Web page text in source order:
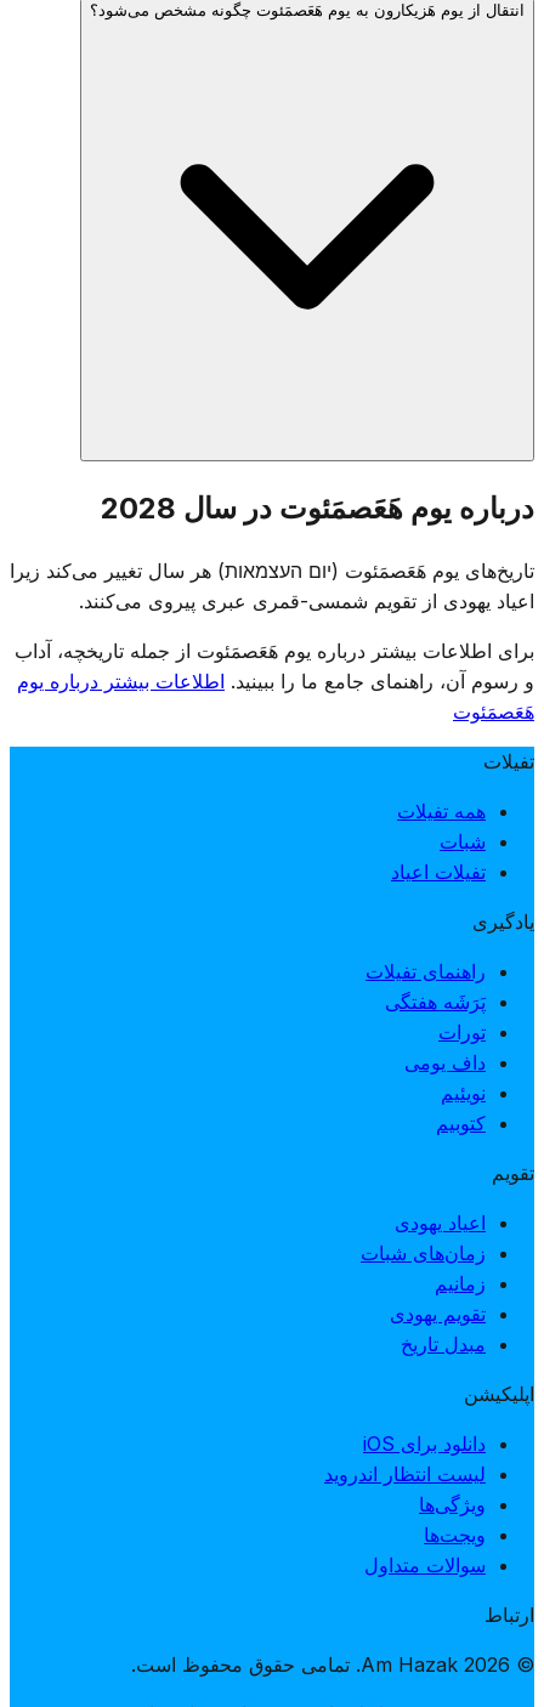
بسیاری از جوامع هلل (با یا بدون برکت)، دعا برای دولت اسرائیل
انتقال از یوم هَزیکارون به یوم هَعَصمَئوت چگونه مشخص می‌شود؟
در غروب یوم هَزیکارون، مراسمی در کوه هرتصل گذار را نشان
می‌دهد. مشعل‌های یادبود خاموش شده و جشن آغاز می‌شود — از
سوگواری به شادی در یک شب، با تأکید بر بهایی که برای استقلال
پرداخته شده است.
درباره یوم هَعَصمَئوت در سال 2028
تاریخ‌های یوم هَعَصمَئوت (יום העצמאות) هر سال تغییر می‌کند زیرا
اعیاد یهودی از تقویم شمسی-قمری عبری پیروی می‌کنند.
برای اطلاعات بیشتر درباره یوم هَعَصمَئوت از جمله تاریخچه، آداب
و رسوم آن، راهنمای جامع ما را ببینید. اطلاعات بیشتر درباره یوم
هَعَصمَئوت
تفیلات
همه تفیلات
شبات
تفیلات اعیاد
یادگیری
راهنمای تفیلات
پَرَشَه هفتگی
تورات
داف یومی
نویئیم
کتوبیم
تقویم
اعیاد یهودی
زمان‌های شبات
زمانیم
تقویم یهودی
مبدل تاریخ
اپلیکیشن
دانلود برای iOS
لیست انتظار اندروید
ویژگی‌ها
ویجت‌ها
سوالات متداول
ارتباط
© 2026 Am Hazak. تمامی حقوق محفوظ است.